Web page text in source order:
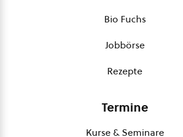
Bio Fuchs
Jobbörse
Rezepte
Termine
Kurse & Seminare